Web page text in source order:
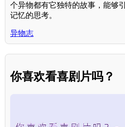
个异物都有它独特的故事，能够
记忆的思考。
异物志
你喜欢看喜剧片吗？